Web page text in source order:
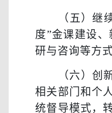
（ 五 ）继
度”金课建设
研与咨询等方
（六 ） 创
相关部门和个
统督导模式，